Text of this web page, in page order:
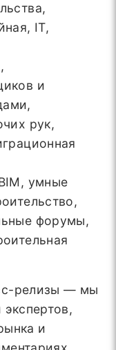
IT,
и
рук,
умные
форумы,
релизы — мы
и